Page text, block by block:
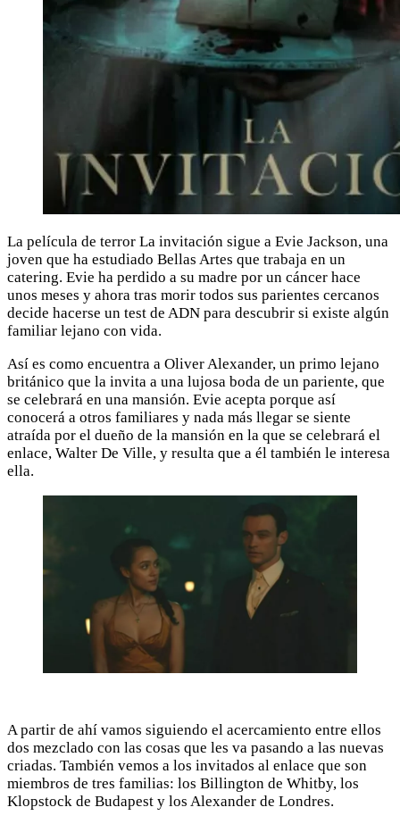
La película de terror La invitación sigue a Evie Jackson, una
joven que ha estudiado Bellas Artes que trabaja en un
catering. Evie ha perdido a su madre por un cáncer hace
unos meses y ahora tras morir todos sus parientes cercanos
decide hacerse un test de ADN para descubrir si existe algún
familiar lejano con vida.
Así es como encuentra a Oliver Alexander, un primo lejano
británico que la invita a una lujosa boda de un pariente, que
se celebrará en una mansión. Evie acepta porque así
conocerá a otros familiares y nada más llegar se siente
atraída por el dueño de la mansión en la que se celebrará el
enlace, Walter De Ville, y resulta que a él también le interesa
ella.
A partir de ahí vamos siguiendo el acercamiento entre ellos
dos mezclado con las cosas que les va pasando a las nuevas
criadas. También vemos a los invitados al enlace que son
miembros de tres familias: los Billington de Whitby, los
Klopstock de Budapest y los Alexander de Londres.